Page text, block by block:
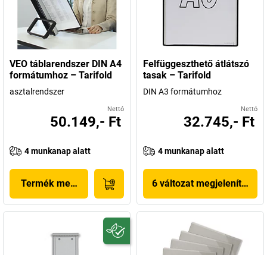
VEO táblarendszer DIN A4
formátumhoz – Tarifold
asztalrendszer
Nettó
50.149,- Ft
4 munkanap alatt
Termék megjelenítése
Felfüggeszthető átlátszó
tasak – Tarifold
DIN A3 formátumhoz
Nettó
32.745,- Ft
4 munkanap alatt
6 változat megjelenítése